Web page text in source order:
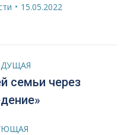
15.05.2022
Предыдущая
запись:
семьи через